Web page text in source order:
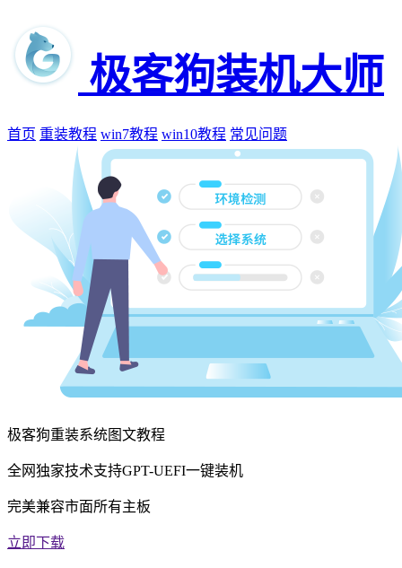
极客狗装机大师
首页 重装教程 win7教程 win10教程 常见问题
极客狗重装系统图文教程
全网独家技术支持GPT-UEFI一键装机
完美兼容市面所有主板
立即下载